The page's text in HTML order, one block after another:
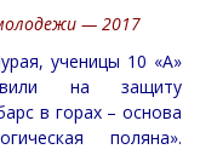
— 2017
ученицы 10 «А»
на защиту
в горах – основа
поляна».